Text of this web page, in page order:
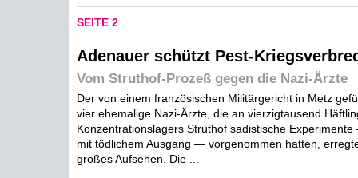
SEITE 2
Adenauer schützt Pest-
Vom Struthof-Prozeß gegen die Nazi-Ärzte
Der von einem französischen Militärgericht in Metz
vier ehemalige Nazi-Ärzte, die an vierzigtausend
Konzentrationslagers Struthof sadistische
mit tödlichem Ausgang — vorgenommen hatten,
großes Aufsehen. Die ...